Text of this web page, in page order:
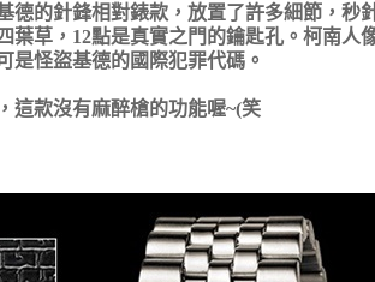
德的針鋒相對錶款，放置了許多細節，秒
葉草，12點是真實之門的鑰匙孔。柯南人
是怪盜基德的國際犯罪代碼。
這款沒有麻醉槍的功能喔~(笑